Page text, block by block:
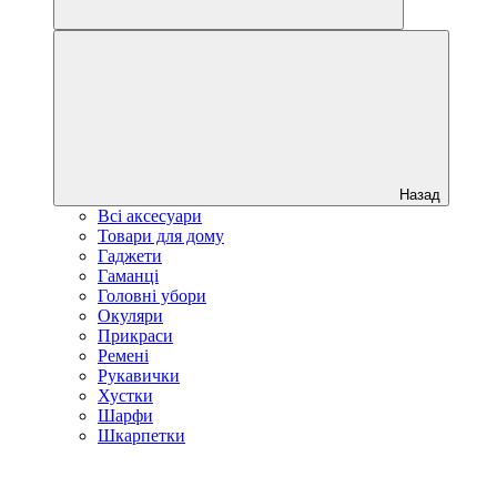
Назад
Всі аксесуари
Товари для дому
Гаджети
Гаманці
Головні убори
Окуляри
Прикраси
Ремені
Рукавички
Хустки
Шарфи
Шкарпетки